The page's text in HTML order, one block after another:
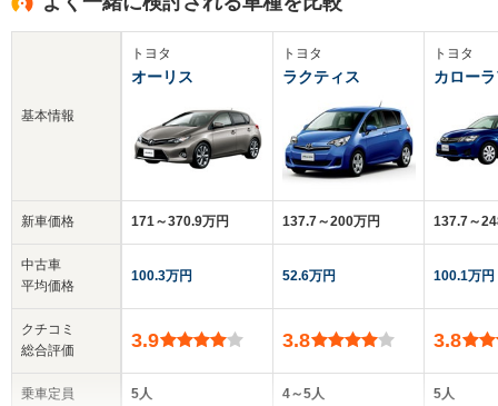
基本情報
新車価格
中古車
平均価格
クチコミ
総合評価
乗車定員
トヨタ
オーリス
171～370.9万円
100.3万円
3.9
5人
トヨタ
ラクティス
137.7～200万円
52.6万円
3.8
4～5人
トヨタ
カロー
137.7～
100.1万円
3.8
5人